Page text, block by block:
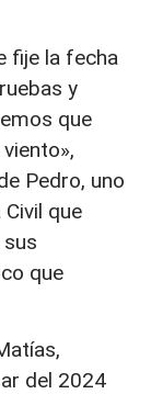
fije la fecha
y
que
Pedro, uno
que
que
del 2024